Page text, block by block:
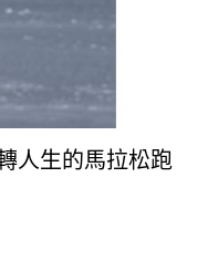
人生的馬拉松跑